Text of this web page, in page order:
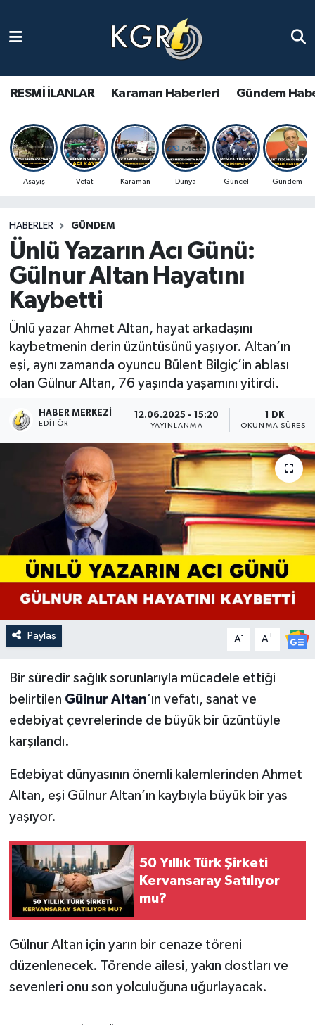
RESMİ İLANLAR Karaman Haberleri Gündem
Asayiş Vefat Karaman Dünya Güncel Gündem
HABERLER GÜNDEM
Ünlü Yazarın Acı Günü:
Gülnur Altan Hayatını
Kaybetti
Ünlü yazar Ahmet Altan, hayat arkadaşını
kaybetmenin derin üzüntüsünü yaşıyor. Altan’ın
eşi, aynı zamanda oyuncu Bülent Bilgiç’in ablası
olan Gülnur Altan, 76 yaşında yaşamını yitirdi.
HABER MERKEZI
EDITÖR
12.06.2025 - 15:20
YAYINLANMA
1 DK
OKUNMA SÜRESI
Paylaş A- A+
Bir süredir sağlık sorunlarıyla mücadele ettiği
belirtilen Gülnur Altan’ın vefatı, sanat ve
edebiyat çevrelerinde de büyük bir üzüntüyle
karşılandı.
Edebiyat dünyasının önemli kalemlerinden Ahmet
Altan, eşi Gülnur Altan’ın kaybıyla büyük bir yas
yaşıyor.
50 Yıllık Türk Şirketi
Kervansaray Satılıyor
mu?
Gülnur Altan için yarın bir cenaze töreni
düzenlenecek. Törende ailesi, yakın dostları ve
sevenleri onu son yolculuğuna uğurlayacak.
Gündem Haberleri
Güncel Haberler
Spor Haberleri
Ulusal Haberler
Vefat Edenler